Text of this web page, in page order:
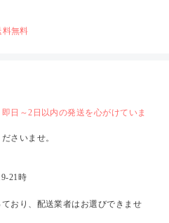
料無料
日～2日以内の発送を心がけていま
さいませ。
21時
おり、配送業者はお選びできませ